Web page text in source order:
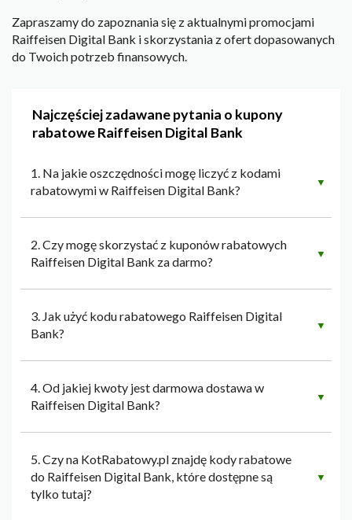
Zapraszamy do zapoznania się z aktualnymi promocjami
Raiffeisen Digital Bank i skorzystania z ofert dopasowanych
do Twoich potrzeb finansowych.
Najczęściej zadawane pytania o kupony
rabatowe Raiffeisen Digital Bank
1. Na jakie oszczędności mogę liczyć z kodami
rabatowymi w Raiffeisen Digital Bank?
▼
2. Czy mogę skorzystać z kuponów rabatowych
Raiffeisen Digital Bank za darmo?
▼
3. Jak użyć kodu rabatowego Raiffeisen Digital
Bank?
▼
4. Od jakiej kwoty jest darmowa dostawa w
Raiffeisen Digital Bank?
▼
5. Czy na KotRabatowy.pl znajdę kody rabatowe
do Raiffeisen Digital Bank, które dostępne są
tylko tutaj?
▼